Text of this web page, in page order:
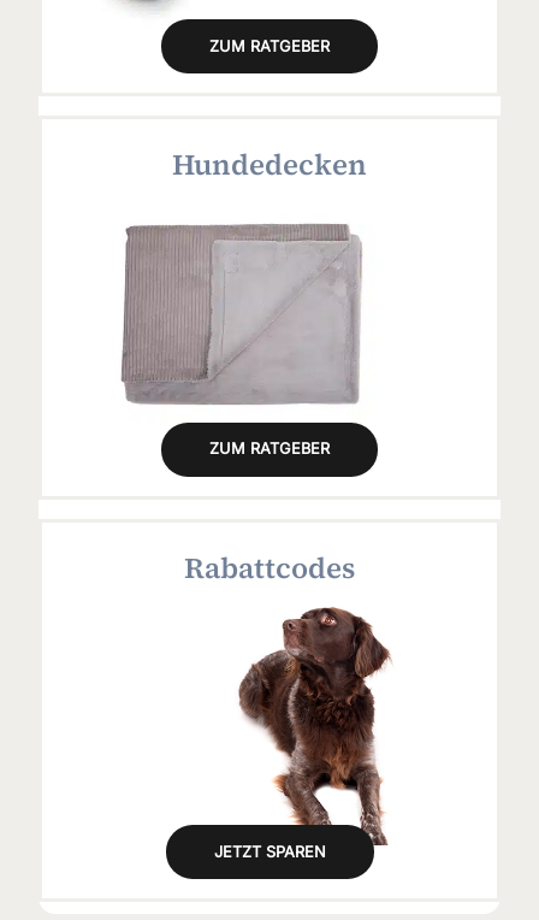
ZUM RATGEBER
Hundedecken
ZUM RATGEBER
Rabattcodes
JETZT SPAREN